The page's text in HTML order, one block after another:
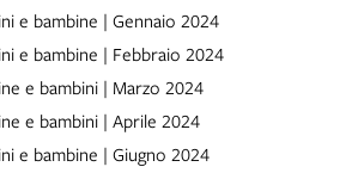
e bambine | Gennaio 2024
e bambine | Febbraio 2024
e bambini | Marzo 2024
e bambini | Aprile 2024
e bambine | Giugno 2024